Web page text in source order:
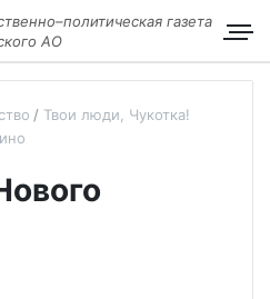
газета
АО
Твои люди, Чукотка!